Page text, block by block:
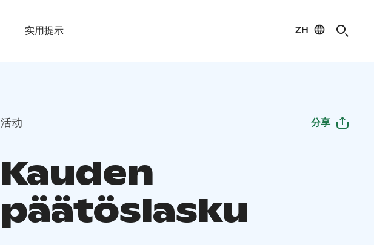
实用提示 ZH
活动 分享
Kauden
päätöslasku